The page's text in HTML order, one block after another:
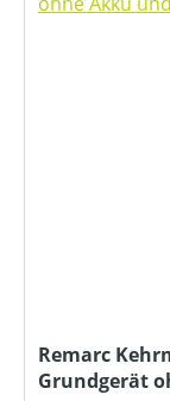
Remarc
Grundgerät